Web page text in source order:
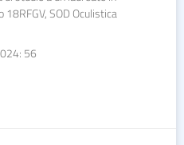
SOD Oculistica
56